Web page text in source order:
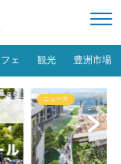
ェ 観光 豊洲市場
ニュース